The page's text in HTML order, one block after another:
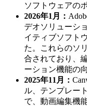
ソフトウェアの
2026年1月：
デオソリューシ
イティブソフト
た。これらのソ
合されており、
ーション機能の
2025年11月：
ル、テンプレー
で、動画編集機